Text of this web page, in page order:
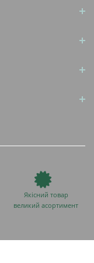
Якісний товар
великий асортимент